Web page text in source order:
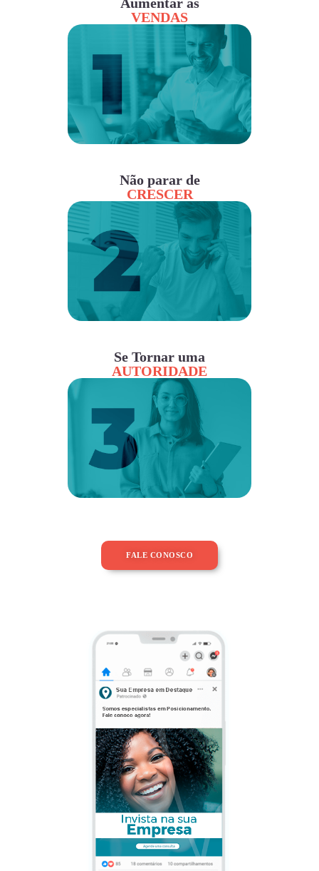
VENDAS
Não parar de
CRESCER
Se Tornar uma
AUTORIDADE
FALE CONOSCO